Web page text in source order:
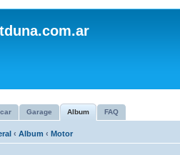
Garage Album FAQ
‹ Album ‹ Motor